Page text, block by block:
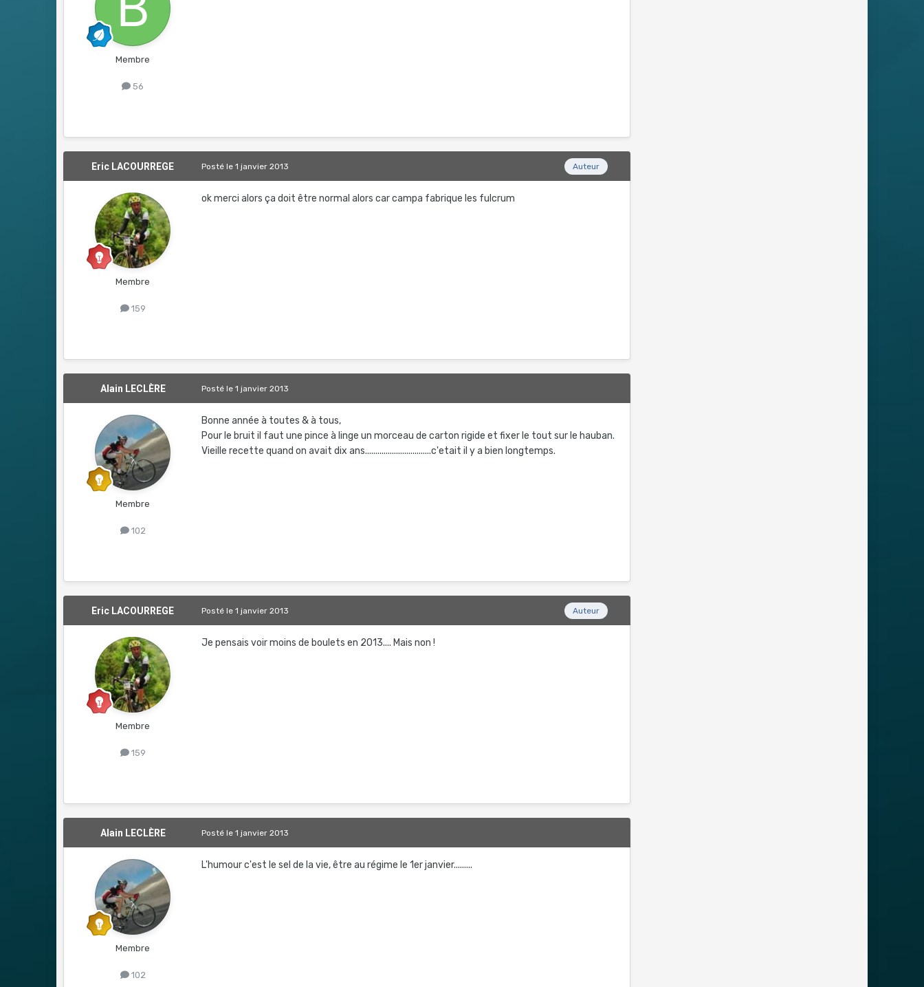
Membre
56
Eric LACOURREGE
Membre
159
Auteur
Postéle 1 janvier 2013
ok merci alors ça doit être normal alors car campa fabrique les fulcrum
Alain LECLÈRE
Membre
102
Postéle 1 janvier 2013
Bonne année à toutes & à tous,
Pour le bruit il faut une pince à linge un morceau de carton rigide et fixer le tout sur le hauban.
Vieille recette quand on avait dix ans................................c'etait il y a bien longtemps.
Eric LACOURREGE
Membre
159
Auteur
Postéle 1 janvier 2013
Je pensais voir moins de boulets en 2013.... Mais non !
Alain LECLÈRE
Membre
102
Postéle 1 janvier 2013
L'humour c'est le sel de la vie, être au régime le 1er janvier.........